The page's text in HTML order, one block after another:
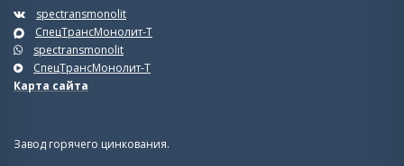
spectransmonolit
СпецТрансМонолит-Т
spectransmonolit
СпецТрансМонолит-Т
Карта сайта
Завод горячего цинкования.